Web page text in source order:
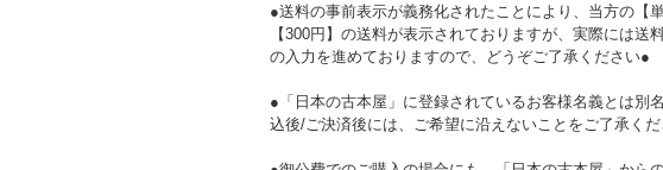
●送料の事前表示が義務化されたことにより、当方の【
【300円】の送料が表示されておりますが、実際には
の入力を進めておりますので、どうぞご了承ください●
●「日本の古本屋」に登録されているお客様名義とは別
込後/ご決済後には、ご希望に沿えないことをご了承く